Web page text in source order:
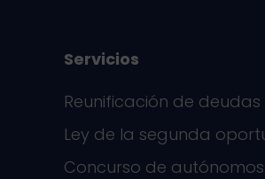
Servicios
Reunificación de deudas
Ley de la segunda
Concurso de